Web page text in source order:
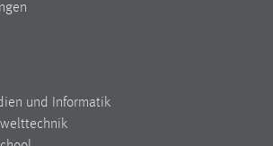
und Informatik